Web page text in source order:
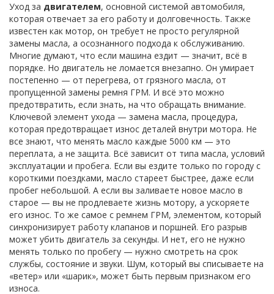
Уход за двигателем, основной системой автомобиля,
которая отвечает за его работу и долговечность. Также
известен как мотор, он требует не просто регулярной
замены масла, а осознанного подхода к обслуживанию.
Многие думают, что если машина ездит — значит, всё в
порядке. Но двигатель не ломается внезапно. Он умирает
постепенно — от перегрева, от грязного масла, от
пропущенной замены ремня ГРМ. И всё это можно
предотвратить, если знать, на что обращать внимание.
Ключевой элемент ухода — замена масла, процедура,
которая предотвращает износ деталей внутри мотора. Не
все знают, что менять масло каждые 5000 км — это
переплата, а не защита. Всё зависит от типа масла, условий
эксплуатации и пробега. Если вы ездите только по городу с
короткими поездками, масло стареет быстрее, даже если
пробег небольшой. А если вы заливаете новое масло в
старое — вы не продлеваете жизнь мотору, а ускоряете
его износ. То же самое с ремнем ГРМ, элементом, который
синхронизирует работу клапанов и поршней. Его разрыв
может убить двигатель за секунды. И нет, его не нужно
менять только по пробегу — нужно смотреть на срок
службы, состояние и звуки. Шум, который вы списываете на
«ветер» или «шарик», может быть первым признаком его
износа.